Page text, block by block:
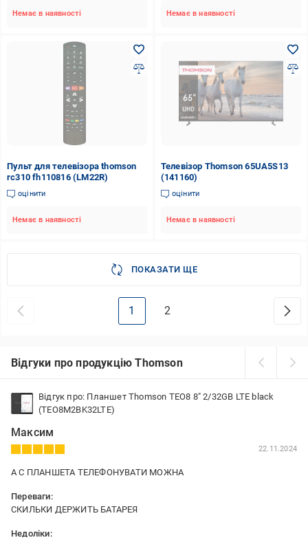
Немає в наявності Немає в наявності
Пульт для телевізора thomson
rc310 fh110816 (LM22R)
оцінити
Немає в наявності
Телевізор Thomson 65UA5S13
(141160)
оцінити
Немає в наявності
ПОКАЗАТИ ЩЕ
1 2
Відгуки про продукцію Thomson
Відгук про: Планшет Thomson TEO8 8" 2/32GB LTE black
(TEO8M2BK32LTE)
Максим
22.11.2024
А С ПЛАНШЕТА ТЕЛЕФОНУВАТИ МОЖНА
Переваги:
СКИЛЬКИ ДЕРЖИТЬ БАТАРЕЯ
Недоліки: